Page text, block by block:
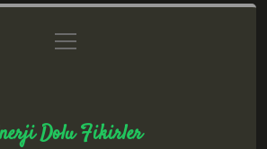
Gizlilik Politikası
menüyü
aç
Dolu Fikirler